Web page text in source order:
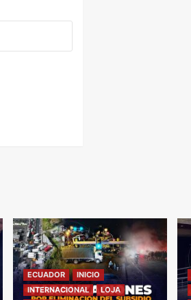
ECUADOR
INICIO
INTERNACIONAL
LOJA